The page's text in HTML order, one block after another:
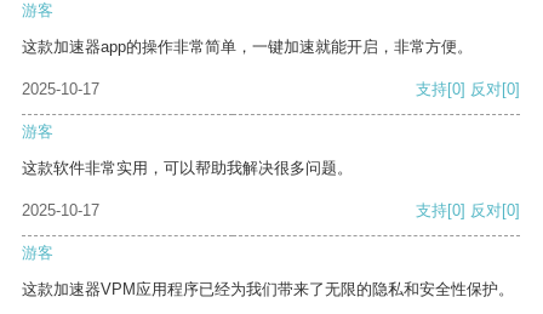
游客
这款加速器app的操作非常简单，一键加速就能开启，非常方便。
2025-10-17 支持[0] 反对[0]
游客
这款软件非常实用，可以帮助我解决很多问题。
2025-10-17 支持[0] 反对[0]
游客
这款加速器VPM应用程序已经为我们带来了无限的隐私和安全性保护。